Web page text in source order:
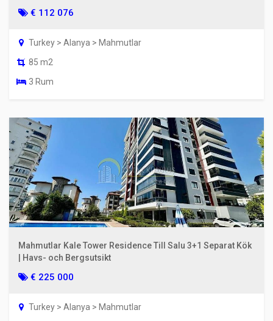
€ 112 076
Turkey > Alanya > Mahmutlar
85 m2
3 Rum
Mahmutlar Kale Tower Residence Till Salu 3+1 Separat Kök
| Havs- och Bergsutsikt
€ 225 000
Turkey > Alanya > Mahmutlar